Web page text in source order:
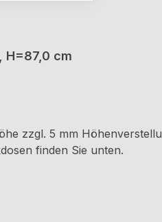
H=87,0 cm
zzgl. 5 mm
finden Sie unten.